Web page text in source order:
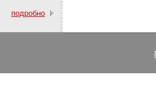
подробно